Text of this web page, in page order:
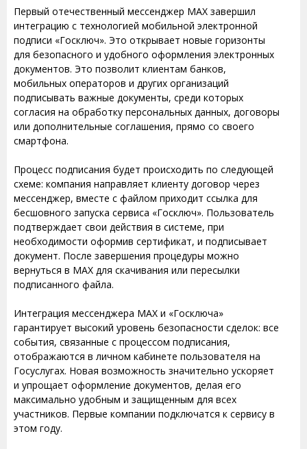
Первый отечественный мессенджер МАХ завершил
интеграцию с технологией мобильной электронной
подписи «Госключ». Это открывает новые горизонты
для безопасного и удобного оформления электронных
документов. Это позволит клиентам банков,
мобильных операторов и других организаций
подписывать важные документы, среди которых
согласия на обработку персональных данных, договоры
или дополнительные соглашения, прямо со своего
смартфона.
Процесс подписания будет происходить по следующей
схеме: компания направляет клиенту договор через
мессенджер, вместе с файлом приходит ссылка для
бесшовного запуска сервиса «Госключ». Пользователь
подтверждает свои действия в системе, при
необходимости оформив сертификат, и подписывает
документ. После завершения процедуры можно
вернуться в МАХ для скачивания или пересылки
подписанного файла.
Интеграция мессенджера МАХ и «Госключа»
гарантирует высокий уровень безопасности сделок: все
события, связанные с процессом подписания,
отображаются в личном кабинете пользователя на
Госуслугах. Новая возможность значительно ускоряет
и упрощает оформление документов, делая его
максимально удобным и защищенным для всех
участников. Первые компании подключатся к сервису в
этом году.